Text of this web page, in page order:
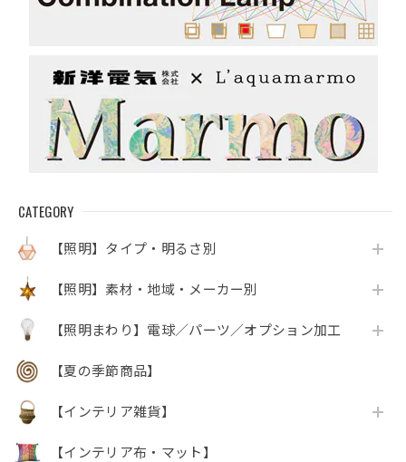
CATEGORY
【照明】タイプ・明るさ別
【照明】素材・地域・メーカー別
【照明まわり】電球／パーツ／オプション加工
【夏の季節商品】
【インテリア雑貨】
【インテリア布・マット】